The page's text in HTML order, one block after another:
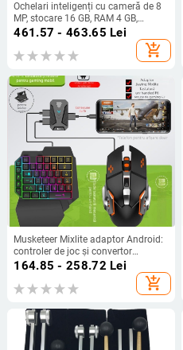
Ochelari inteligenți cu cameră de 8
MP, stocare 16 GB, RAM 4 GB,
baterie de 290 mAh, traducere AI în
timp real; compatibile cu Android și
iOS
461.57 - 463.65 Lei
add_shopping_cart
Musketeer Mixlite adaptor Android:
controler de joc și convertor
tastatură/mouse — USB, Bluetooth,
ABS, pentru un singur utilizator
164.85 - 258.72 Lei
add_shopping_cart